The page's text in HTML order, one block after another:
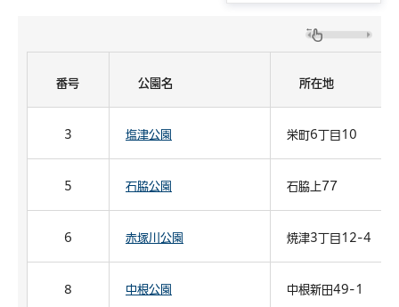
番号 公園名 所在地
3 塩津公園 栄町6丁目10
5 石脇公園 石脇上77
6 赤塚川公園 焼津3丁目12-4
8 中根公園 中根新田49-1